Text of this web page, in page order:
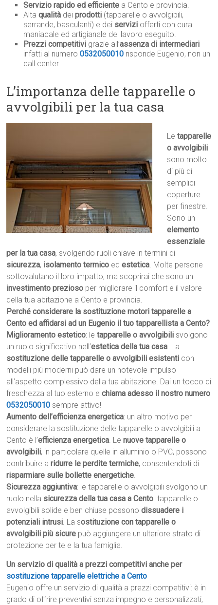
Servizio rapido ed efficiente a Cento e provincia.
Altaqualità deiprodotti (tapparelle o avvolgibili,
serrande, basculanti) e dei servizi offerti con cura
maniacale ed artigianale del lavoro eseguito.
Prezzi competitivi grazie all’assenza di intermediari
infatti al numero0532050010 risponde Eugenio, non un
call center.
L’importanza delle tapparelle o
avvolgibili per la tua casa
Letapparelle
o avvolgibili
sono molto
di più di
semplici
coperture
per finestre.
Sono un
elemento
essenziale
per la tua casa, svolgendo ruoli chiave in termini di
sicurezza, isolamento termico edestetica. Molte persone
sottovalutano il loro impatto, ma scoprirai che sono un
investimento prezioso per migliorare il comfort e il valore
della tua abitazione a Cento e provincia.
Perché considerare la sostituzione motori tapparelle a
Cento ed affidarsi ad un Eugenio il tuo tapparellista a Cento?
Miglioramento estetico: letapparelle o avvolgibili svolgono
un ruolo significativo nell’estetica della tua casa. La
sostituzione delle tapparelle o avvolgibili esistenti con
modelli più moderni può dare un notevole impulso
all’aspetto complessivo della tua abitazione. Dai un tocco di
freschezza al tuo esterno echiama adesso il nostro numero
0532050010 sempre attivo!
Aumento dell’efficienza energetica: un altro motivo per
considerare la sostituzione delle tapparelle o avvolgibili a
Cento è l’efficienza energetica. Lenuove tapparelle o
avvolgibili, in particolare quelle in alluminio o PVC, possono
contribuire aridurre le perdite termiche, consentendoti di
risparmiare sulle bollette energetiche.
Sicurezza aggiuntiva: le tapparelle o avvolgibili svolgono un
ruolo nella sicurezza della tua casa a Cento. tapparelle o
avvolgibili solide e ben chiuse possonodissuadere i
potenziali intrusi. La sostituzione con tapparelle o
avvolgibili più sicure può aggiungere un ulteriore strato di
protezione per te e la tua famiglia.
Un servizio di qualità a prezzi competitivi anche per
sostituzione tapparelle elettriche a Cento
Eugenio offre un servizio di qualità a prezzi competitivi: è in
grado di offrire preventivi senza impegno e personalizzati,